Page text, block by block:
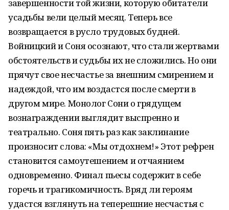
завершенности той жизни, которую обитатели
усадьбы вели целый месяц. Теперь все
возвращается в русло трудовых будней.
Войницкий и Соня осознают, что стали жертвами
обстоятельств и судьбы их не сложились. Но они
прячут свое несчастье за внешним смирением и
надеждой, что им воздастся после смерти в
другом мире. Монолог Сони о грядущем
вознаграждении выглядит выспренно и
театрально. Соня пять раз как заклинание
произносит слова: «Мы отдохнем!» Этот рефрен
становится самоутешением и отчаянием
одновременно. Финал пьесы содержит в себе
горечь и трагикомичность. Вряд ли героям
удастся взглянуть на теперешние несчастья с